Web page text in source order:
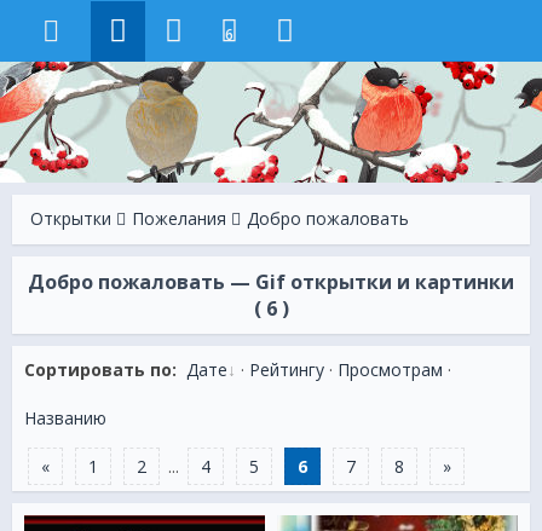
6
Открытки Пожелания Добро пожаловать
Добро пожаловать — Gif открытки и картинки
( 6 )
Сортировать по: Дате · Рейтингу · Просмотрам ·
Названию
« 1 2 ... 4 5 6 7 8 »